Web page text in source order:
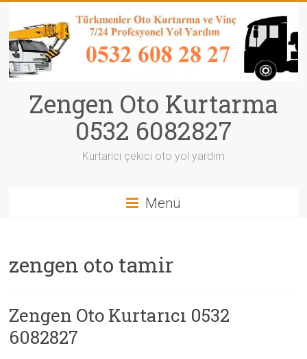
Zengen Oto Kurtarma
0532 6082827
Kurtarıcı çekici oto yol yardım
Menü
zengen oto tamir
Zengen Oto Kurtarıcı 0532
6082827